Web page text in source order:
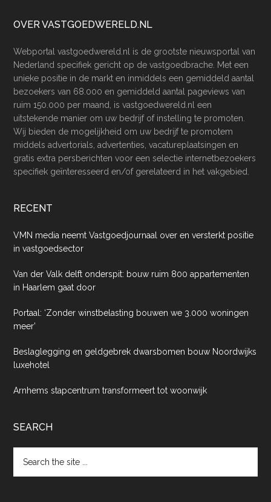
Footer
OVER VASTGOEDWERELD.NL
Webportal vastgoedwereld.nl is de grootste nieuwsportal van
Nederland specifiek gericht op de vastgoedbrache. Met een
unieke positie in de markt en inmiddels een gemiddeld aantal
bezoekers van 68.000 en gemiddeld aantal pageviews van
ruim 150.000 per maand, is vastgoedwereld.nl een
uitstekende manier om uw bedrijf of instelling te promoten.
Wij bieden de mogelijkheid om uw bedrijf te promotem
middels advertorials, advertenties, vacatureplaatsingen en
gratis extra persberichten voor een selectie internetbezoekers
specifiek geïnteresseerd en/of gerelateerd in het vakgebied.
RECENT
VMN media neemt Vastgoedjournaal over en versterkt positie
in vastgoedsector
Van der Valk delft onderspit: bouw ruim 800 appartementen
in Haarlem gaat door
Portaal: ‘Zonder winstbelasting bouwen we 3.000 woningen
meer’
Beslaglegging en geldgebrek dwarsbomen bouw Noordwijks
luxehotel
Arnhems stapcentrum transformeert tot woonwijk
SEARCH
the